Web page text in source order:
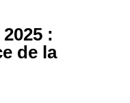
:
de la